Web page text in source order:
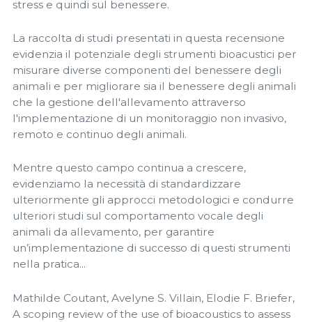
stress e quindi sul benessere.
La raccolta di studi presentati in questa recensione
evidenzia il potenziale degli strumenti bioacustici per
misurare diverse componenti del benessere degli
animali e per migliorare sia il benessere degli animali
che la gestione dell'allevamento attraverso
l'implementazione di un monitoraggio non invasivo,
remoto e continuo degli animali.
Mentre questo campo continua a crescere,
evidenziamo la necessità di standardizzare
ulteriormente gli approcci metodologici e condurre
ulteriori studi sul comportamento vocale degli
animali da allevamento, per garantire
un’implementazione di successo di questi strumenti
nella pratica...
Mathilde Coutant, Avelyne S. Villain, Elodie F. Briefer,
A scoping review of the use of bioacoustics to assess